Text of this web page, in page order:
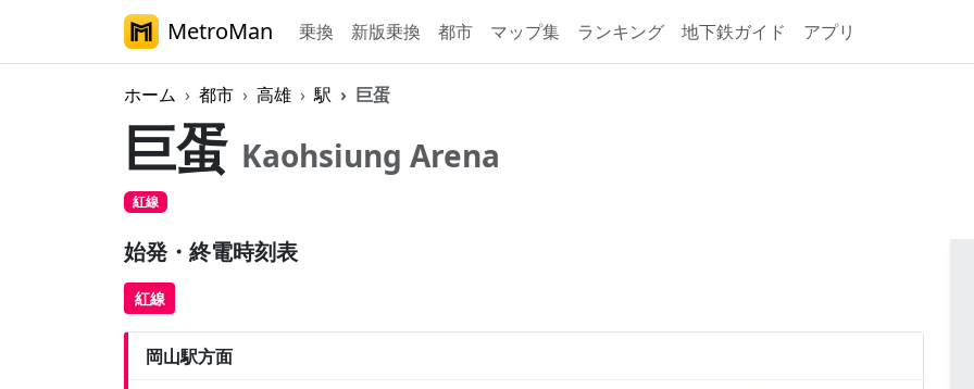
MetroMan 乗換 新版乗換 都市 マップ集 ランキング 地下鉄ガイド アプリ
ホーム 都市 高雄 駅 巨蛋
巨蛋 Kaohsiung Arena
紅線
始発・終電時刻表
紅線
岡山駅方面